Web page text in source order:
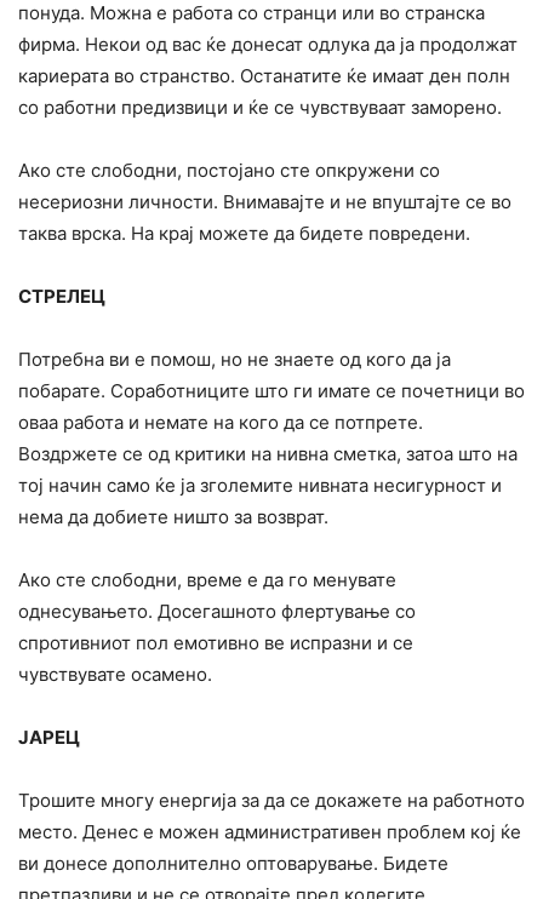
понуда. Можна е работа со странци или во странска
фирма. Некои од вас ќе донесат одлука да ја продолжат
кариерата во странство. Останатите ќе имаат ден полн
со работни предизвици и ќе се чувствуваат заморено.
Ако сте слободни, постојано сте опкружени со
несериозни личности. Внимавајте и не впуштајте се во
таква врска. На крај можете да бидете повредени.
СТРЕЛЕЦ
Потребна ви е помош, но не знаете од кого да ја
побарате. Соработниците што ги имате се почетници во
оваа работа и немате на кого да се потпрете.
Воздржете се од критики на нивна сметка, затоа што на
тој начин само ќе ја зголемите нивната несигурност и
нема да добиете ништо за возврат.
Ако сте слободни, време е да го менувате
однесувањето. Досегашното флертување со
спротивниот пол емотивно ве испразни и се
чувствувате осамено.
ЈАРЕЦ
Трошите многу енергија за да се докажете на работното
место. Денес е можен административен проблем кој ќе
ви донесе дополнително оптоварување. Бидете